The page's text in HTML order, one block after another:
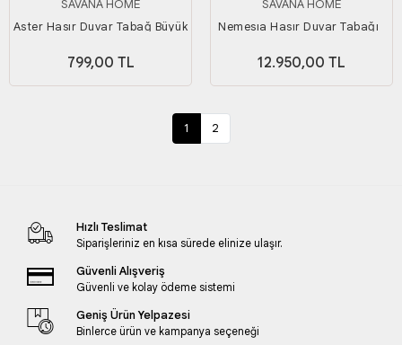
SAVANA HOME
Aster Hasır Duvar Tabağ Büyük
799,00 TL
SAVANA HOME
Nemesıa Hasır Duvar Tabağı_
12.950,00 TL
1 2
Hızlı Teslimat
Siparişleriniz en kısa sürede elinize ulaşır.
Güvenli Alışveriş
Güvenli ve kolay ödeme sistemi
Geniş Ürün Yelpazesi
Binlerce ürün ve kampanya seçeneği